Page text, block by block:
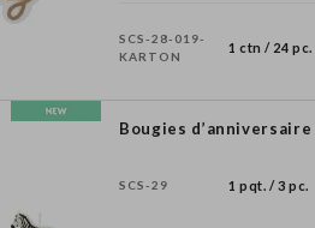
SCS-28-019-
KARTON
1 ctn / 24 pc.
Bougies
SCS-29 1 pqt. / 3 pc.